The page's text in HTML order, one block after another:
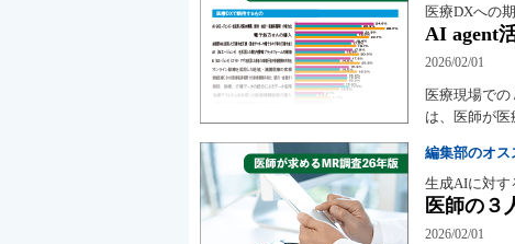
医療DXへの
AI agent
2026/02/01
医療現場での
は、医師が医
編集部のオス
生成AIに対す
医師の３
2026/02/01